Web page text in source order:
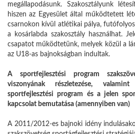
megállapodásunk. Szakosztályunk
hiszen az Egyesület által működtetett
csarnokon kívül atlétikai pálya,
a kosárlabda szakosztály használhat.
csapatot működtetünk, melyek közül a
az U18-as bajnokságban indultak.
A sportfejlesztési program
viszonyának részletezése,
sportfejlesztési program és a jelen
kapcsolat bemutatása (amennyiben van)
A 2011/2012-es bajnoki idény